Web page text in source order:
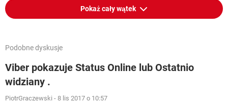
Pokaż cały wątek
Podobne dyskusje
Viber pokazuje Status Online lub Ostatnio
widziany .
PiotrGraczewski - 8 lis 2017 o 10:57